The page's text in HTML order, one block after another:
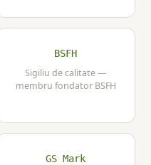
BSFH
Sigiliu de calitate —
membru fondator BSFH
GS Mark